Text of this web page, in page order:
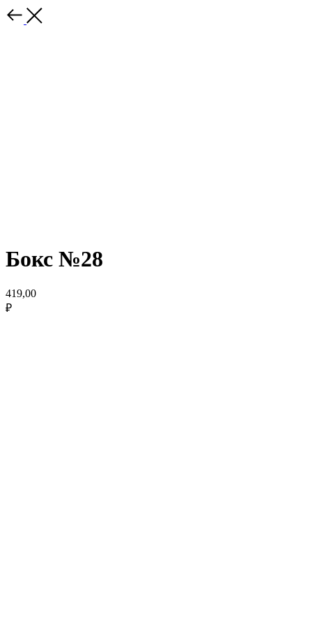
Бокс №28
419,00
₽